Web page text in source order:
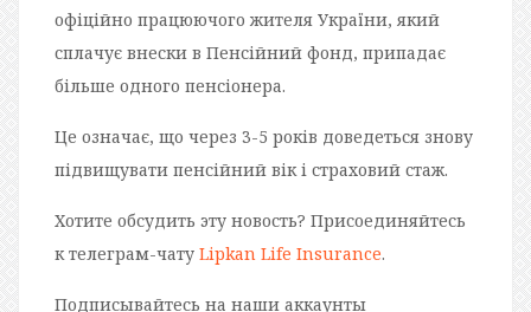
офіційно працюючого жителя України, який
сплачує внески в Пенсійний фонд, припадає
більше одного пенсіонера.
Це означає, що через 3-5 років доведеться знову
підвищувати пенсійний вік і страховий стаж.
Хотите обсудить эту новость? Присоединяйтесь
к телеграм-чату Lipkan Life Insurance.
Подписывайтесь на наши аккаунты